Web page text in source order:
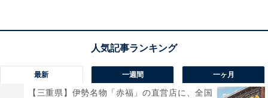
最新 一週間 一ヶ月
【三重県】伊勢名物「赤福」の直営店に、全国